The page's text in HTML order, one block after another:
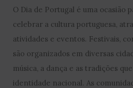
O Dia de Portugal é uma ocasião
celebrar a cultura portuguesa,
atividades e eventos. Festivais,
são organizados em diversas
música, a dança e as tradições
identidade nacional. As